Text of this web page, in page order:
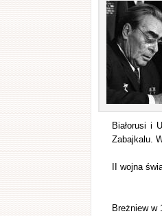
Białorusi i
Zabajkalu.
II wojna
Breżniew w